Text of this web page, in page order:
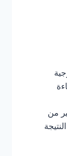
من